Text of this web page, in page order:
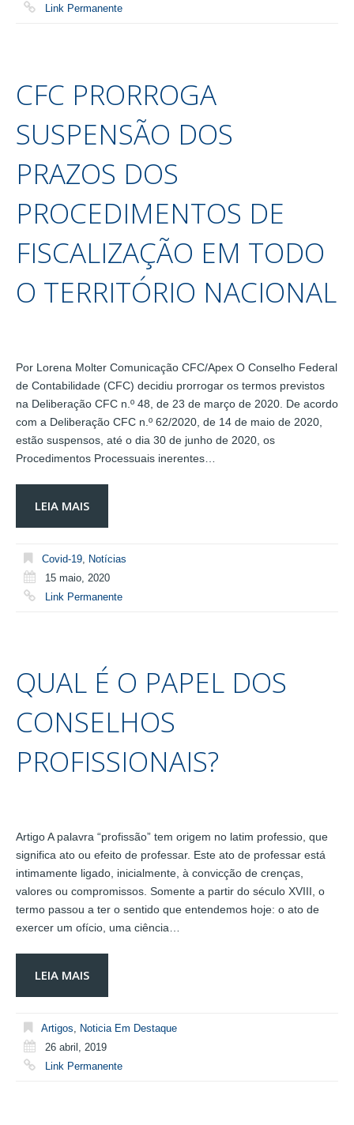
Link Permanente
CFC PRORROGA
SUSPENSÃO DOS
PRAZOS DOS
PROCEDIMENTOS DE
FISCALIZAÇÃO EM TODO
O TERRITÓRIO NACIONAL
Por Lorena Molter Comunicação CFC/Apex O Conselho Federal
de Contabilidade (CFC) decidiu prorrogar os termos previstos
na Deliberação CFC n.º 48, de 23 de março de 2020. De acordo
com a Deliberação CFC n.º 62/2020, de 14 de maio de 2020,
estão suspensos, até o dia 30 de junho de 2020, os
Procedimentos Processuais inerentes…
LEIA MAIS
Covid-19
Notícias
15 maio, 2020
Link Permanente
QUAL É O PAPEL DOS
CONSELHOS
PROFISSIONAIS?
Artigo A palavra “profissão” tem origem no latim professio, que
significa ato ou efeito de professar. Este ato de professar está
intimamente ligado, inicialmente, à convicção de crenças,
valores ou compromissos. Somente a partir do século XVIII, o
termo passou a ter o sentido que entendemos hoje: o ato de
exercer um ofício, uma ciência…
LEIA MAIS
Artigos, Noticia Em Destaque
26 abril, 2019
Link Permanente